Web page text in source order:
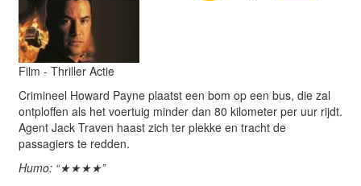
Film - Thriller Actie
Crimineel Howard Payne plaatst een bom op een bus, die zal
ontploffen als het voertuig minder dan 80 kilometer per uur rijdt.
Agent Jack Traven haast zich ter plekke en tracht de
passagiers te redden.
Humo: “★★★★”